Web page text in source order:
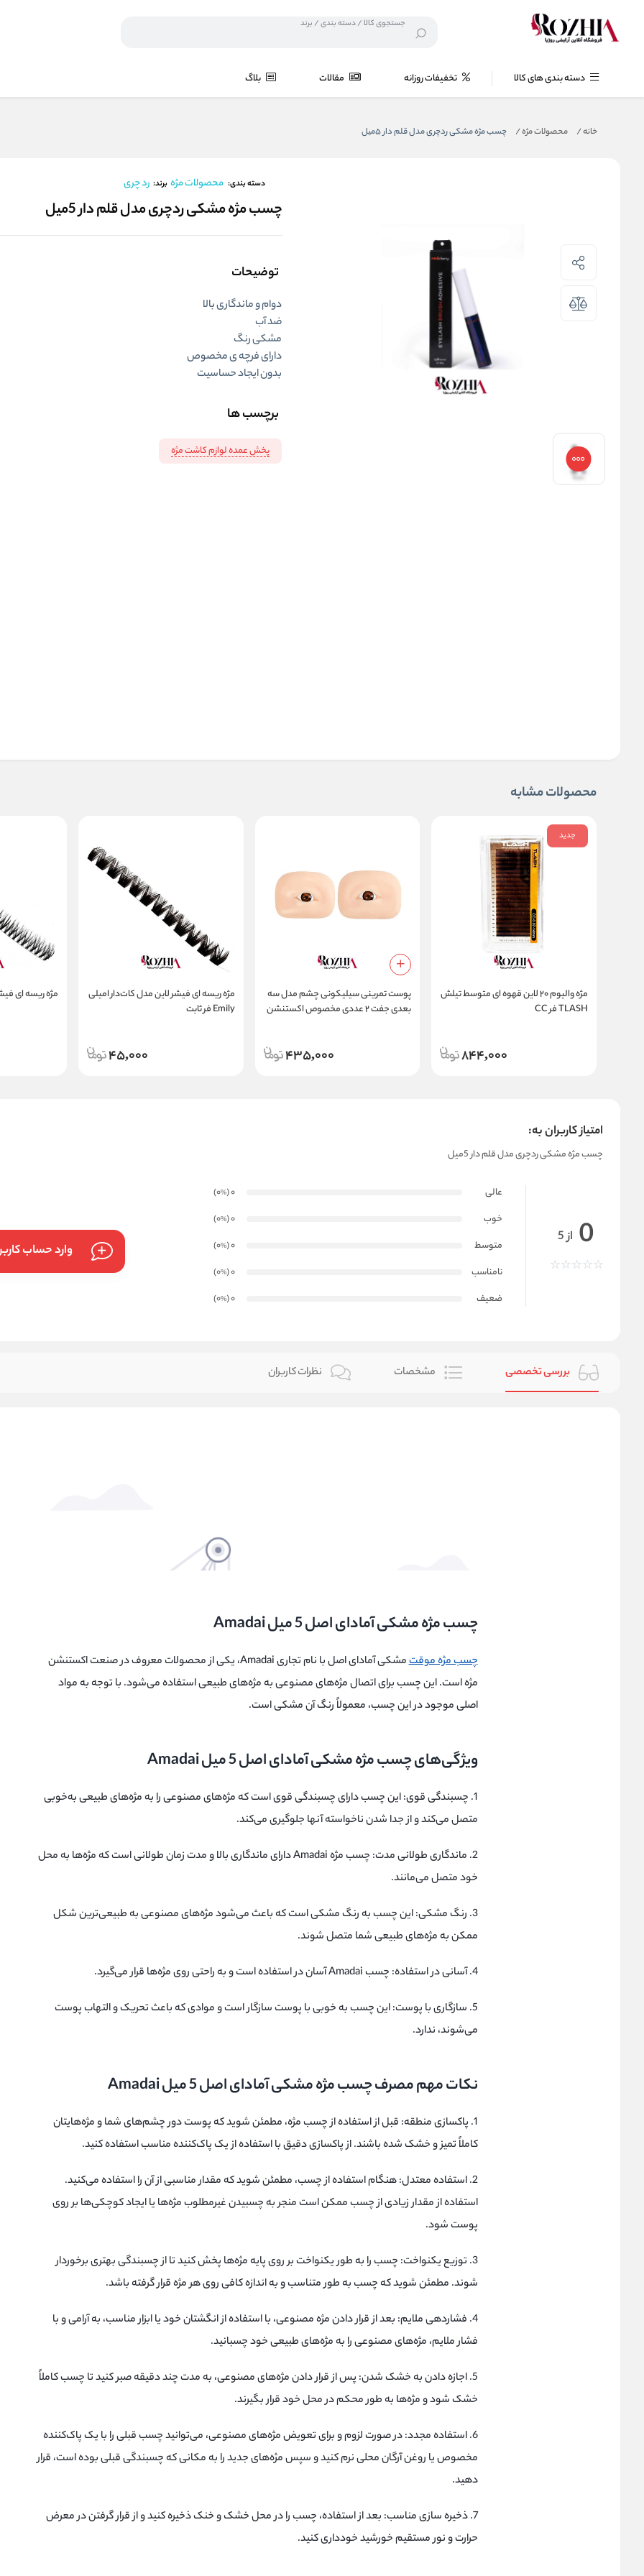
دسته بندی های کالا تخفیفات روزانه مقالات بلاگ
خانه/ محصولات مژه/ چسب مژه مشکی ردچری مدل قلم دار 5میل
دسته بندی: محصولات مژه برند: رد چری
چسب مژه مشکی ردچری مدل قلم دار 5میل
توضیحات
دوام و ماندگاری بالا
ضد آب
مشکی رنگ
دارای فرچه ی مخصوص
بدون ایجاد حساسیت
برچسب ها
پخش عمده لوازم کاشت مژه
محصولات مشابه
جدید
مژه والیوم ۲۰ لاین قهوه ای متوسط تیلش
TLASH فر CC
844,000
پوست تمرینی سیلیکونی چشم مدل سه
بعدی جفت ۲ عددی مخصوص اکستنشن
435,000
مژه ریسه ای فیشر لاین مدل کات‌دار امیلی
Emily فر ثابت
45,000
مژه ریسه ای
امتیاز کاربران به:
چسب مژه مشکی ردچری مدل قلم دار 5میل
0 از 5
عالی 0
(0
%
)
خوب
0
(0
%
)
متوسط
0
(0
%
)
نامناسب
0
(0
%
)
ضعیف
0
(0
%
)
وارد حساب
بررسی تخصصی مشخصات نظرات کاربران
چسب مژه مشکی آمادای اصل 5 میل Amadai
چسب مژه موقت
مشکی آمادای اصل با نام تجاری Amadai، یکی از محصولات معروف در صنعت اکستنشن
مژه است. این چسب برای اتصال مژه‌های مصنوعی به مژه‌های طبیعی استفاده می‌شود. با توجه به مواد
اصلی موجود در این چسب، معمولاً رنگ آن مشکی است.
ویژگی‌های چسب مژه مشکی آمادای اصل 5 میل Amadai
1. چسبندگی قوی: این چسب دارای چسبندگی قوی است که مژه‌های مصنوعی را به مژه‌های طبیعی به‌خوبی
متصل می‌کند و از جدا شدن ناخواسته آنها جلوگیری می‌کند.
2. ماندگاری طولانی مدت: چسب مژه Amadai دارای ماندگاری بالا و مدت زمان طولانی است که مژه‌ها به محل
خود متصل می‌مانند.
3. رنگ مشکی: این چسب به رنگ مشکی است که باعث می‌شود مژه‌های مصنوعی به طبیعی‌ترین شکل
ممکن به مژه‌های طبیعی شما متصل شوند.
4. آسانی در استفاده: چسب Amadai آسان در استفاده است و به راحتی روی مژه‌ها قرار می‌گیرد.
5. سازگاری با پوست: این چسب به خوبی با پوست سازگار است و موادی که باعث تحریک و التهاب پوست
می‌شوند، ندارد.
نکات مهم مصرف چسب مژه مشکی آمادای اصل 5 میل Amadai
1. پاکسازی منطقه: قبل از استفاده از چسب مژه، مطمئن شوید که پوست دور چشم‌های شما و مژه‌هایتان
کاملاً تمیز و خشک شده باشند. از پاکسازی دقیق با استفاده از یک پاک‌کننده مناسب استفاده کنید.
2. استفاده معتدل: هنگام استفاده از چسب، مطمئن شوید که مقدار مناسبی از آن را استفاده می‌کنید.
استفاده از مقدار زیادی از چسب ممکن است منجر به چسبیدن غیرمطلوب مژه‌ها یا ایجاد کوچکی‌ها بر روی
پوست شود.
3. توزیع یکنواخت: چسب را به طور یکنواخت بر روی پایه مژه‌ها پخش کنید تا از چسبندگی بهتری برخوردار
شوند. مطمئن شوید که چسب به طور متناسب و به اندازه کافی روی هر مژه قرار گرفته باشد.
4. فشاردهی ملایم: بعد از قرار دادن مژه مصنوعی، با استفاده از انگشتان خود یا ابزار مناسب، به آرامی و با
فشار ملایم، مژه‌های مصنوعی را به مژه‌های طبیعی خود چسبانید.
5. اجازه دادن به خشک شدن: پس از قرار دادن مژه‌های مصنوعی، به مدت چند دقیقه صبر کنید تا چسب کاملاً
خشک شود و مژه‌ها به طور محکم در محل خود قرار بگیرند.
6. استفاده مجدد: در صورت لزوم و برای تعویض مژه‌های مصنوعی، می‌توانید چسب قبلی را با یک پاک‌کننده
مخصوص یا روغن آرگان محلی نرم کنید و سپس مژه‌های جدید را به مکانی که چسبندگی قبلی بوده است، قرار
دهید.
7. ذخیره سازی مناسب: بعد از استفاده، چسب را در محل خشک و خنک ذخیره کنید و از قرار گرفتن در معرض
حرارت و نور مستقیم خورشید خودداری کنید.